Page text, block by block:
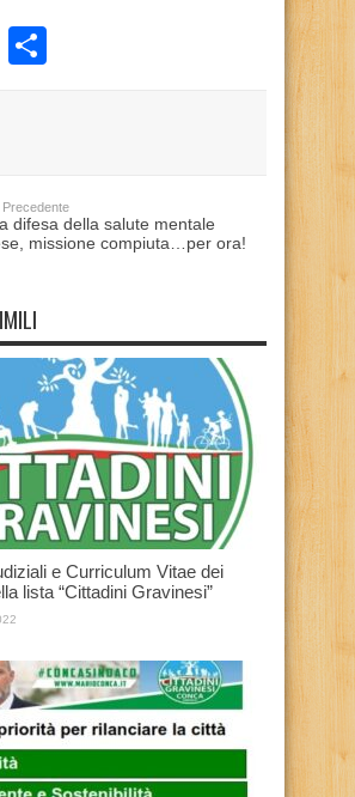
Twitter
difesa della salute mentale
missione compiuta…per ora!
e Curriculum Vitae dei
lista “Cittadini Gravinesi”